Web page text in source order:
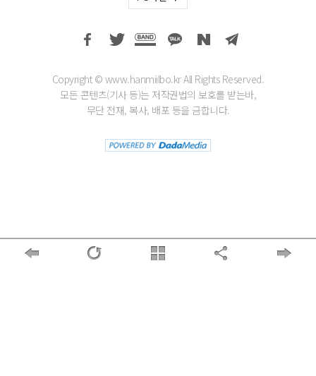
Copyright © www.hanmiilbo.kr All Rights Reserved.
모든 콘텐츠(기사 등)는 저작권법의 보호를 받는바,
무단 전재, 복사, 배포 등을 금합니다.